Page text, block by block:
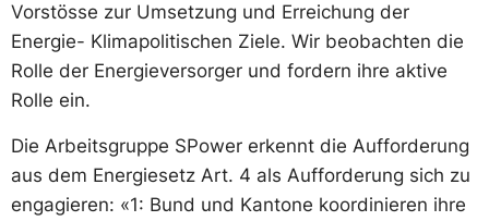
Vorstösse zur Umsetzung und Erreichung der
Energie- Klimapolitischen Ziele. Wir beobachten die
Rolle der Energieversorger und fordern ihre aktive
Rolle ein.
Die Arbeitsgruppe SPower erkennt die Aufforderung
aus dem Energiesetz Art. 4 als Aufforderung sich zu
engagieren: «1: Bund und Kantone koordinieren ihre